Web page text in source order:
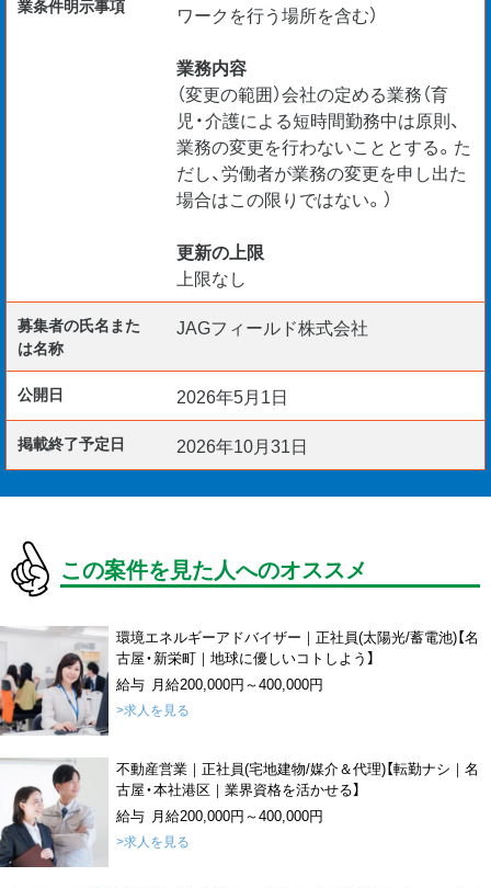
業条件明示事項
ワークを行う場所を含む）
業務内容
（変更の範囲）会社の定める業務（育
児・介護による短時間勤務中は原則、
業務の変更を行わないこととする。た
だし、労働者が業務の変更を申し出た
場合はこの限りではない。）
更新の上限
上限なし
募集者の氏名また
は名称
JAGフィールド株式会社
公開日 2026年5月1日
掲載終了予定日 2026年10月31日
この案件を見た人へのオススメ
環境エネルギーアドバイザー｜正社員(太陽光/蓄電池)【名
古屋・新栄町｜地球に優しいコトしよう】
給与 月給200,000円～400,000円
>求人を見る
不動産営業｜正社員(宅地建物/媒介＆代理)【転勤ナシ｜名
古屋・本社港区｜業界資格を活かせる】
給与 月給200,000円～400,000円
>求人を見る